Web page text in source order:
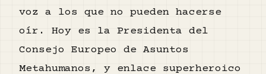
voz a los que no pueden hacerse
oír. Hoy es la Presidenta del
Consejo Europeo de Asuntos
Metahumanos, y enlace superheroico